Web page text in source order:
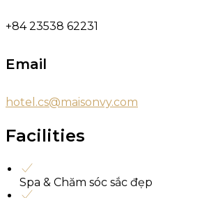
+84 23538 62231
Email
hotel.cs@maisonvy.com
Facilities
Spa & Chăm sóc sắc đẹp